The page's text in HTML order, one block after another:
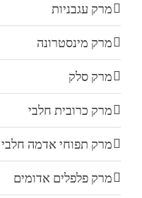
מרק עגבניות
מרק מינסטרונה
מרק סלק
מרק כרובית חלבי
מרק תפוחי אדמה חלבי
מרק פלפלים אדומים